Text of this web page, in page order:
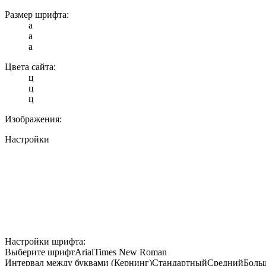
Размер шрифта:
a
a
a
Цвета сайта:
ц
ц
ц
Изображения:
Настройки
Настройки шрифта:
Выберите шрифтArialTimes New Roman
Интервал между буквами (Кернинг)СтандартныйСредний